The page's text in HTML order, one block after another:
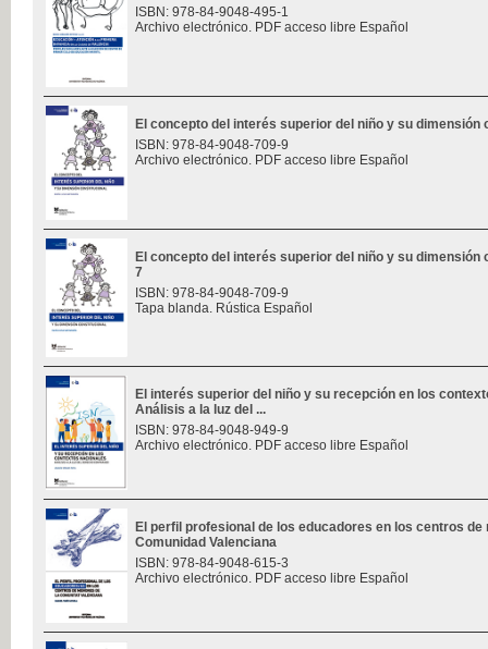
ISBN: 978-84-9048-495-1
Archivo electrónico. PDF acceso libre Español
El concepto del interés superior del niño y su dimensión
ISBN: 978-84-9048-709-9
Archivo electrónico. PDF acceso libre Español
El concepto del interés superior del niño y su dimensión
7
ISBN: 978-84-9048-709-9
Tapa blanda. Rústica Español
El interés superior del niño y su recepción en los
Análisis a la luz del ...
ISBN: 978-84-9048-949-9
Archivo electrónico. PDF acceso libre Español
El perfil profesional de los educadores en los centros de
Comunidad Valenciana
ISBN: 978-84-9048-615-3
Archivo electrónico. PDF acceso libre Español